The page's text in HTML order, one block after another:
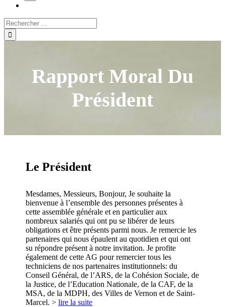
Rapport Moral Du
Président
Le Président
Mesdames, Messieurs, Bonjour, Je souhaite la
bienvenue à l’ensemble des personnes présentes à
cette assemblée générale et en particulier aux
nombreux salariés qui ont pu se libérer de leurs
obligations et être présents parmi nous. Je remercie les
partenaires qui nous épaulent au quotidien et qui ont
su répondre présent à notre invitation. Je profite
également de cette AG pour remercier tous les
techniciens de nos partenaires institutionnels: du
Conseil Général, de l’ARS, de la Cohésion Sociale, de
la Justice, de l’Education Nationale, de la CAF, de la
MSA, de la MDPH, des Villes de Vernon et de Saint-
Marcel. >lire la suite